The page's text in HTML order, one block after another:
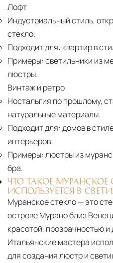
Лофт
Индустриальный стиль,
стекло.
Подходит для: квартир в
Примеры: светильники из
люстры.
Винтаж и ретро
Ностальгия по прошлому,
натуральные материалы.
Подходит для: домов в
интерьеров.
Примеры: люстры из
бра.
ЧТО ТАКОЕ
ИСПОЛЬЗУЕТСЯ В
Муранское стекло — это
острове Мурано близ
красотой, прозрачностью
Итальянские мастера
для создания люстр и